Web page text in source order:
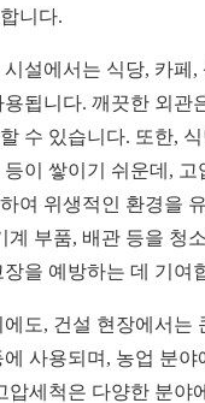
니다.
시설에서는 식당, 카페
용됩니다. 깨끗한 외관
수 있습니다. 또한,
등이 쌓이기 쉬운데,
여 위생적인 환경을
계 부품, 배관 등을 청
장을 예방하는 데 기여
에도, 건설 현장에서는
에 사용되며, 농업 분
압세척은 다양한 분야